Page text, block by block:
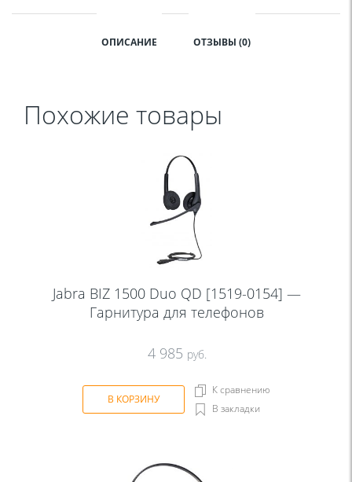
ОПИСАНИЕ ОТЗЫВЫ (0)
Похожие товары
Jabra BIZ 1500 Duo QD [1519-0154] —
Гарнитура для телефонов
4 985 руб.
В КОРЗИНУ
К сравнению
В закладки